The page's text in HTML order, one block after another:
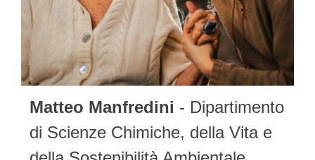
Matteo Manfredini - Dipartimento
di Scienze Chimiche, della Vita e